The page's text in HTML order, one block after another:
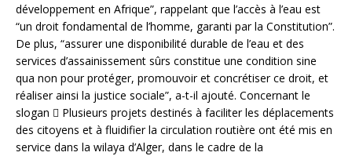
développement en Afrique”, rappelant que l’accès à l’eau est
“un droit fondamental de l’homme, garanti par la Constitution”.
De plus, “assurer une disponibilité durable de l’eau et des
services d’assainissement sûrs constitue une condition sine
qua non pour protéger, promouvoir et concrétiser ce droit, et
réaliser ainsi la justice sociale”, a-t-il ajouté. Concernant le
slogan  Plusieurs projets destinés à faciliter les déplacements
des citoyens et à fluidifier la circulation routière ont été mis en
service dans la wilaya d’Alger, dans le cadre de la